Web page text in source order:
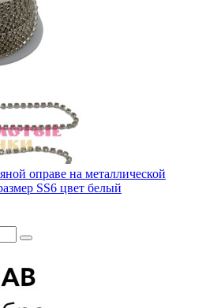
оправе на металлической
SS6 цвет белый